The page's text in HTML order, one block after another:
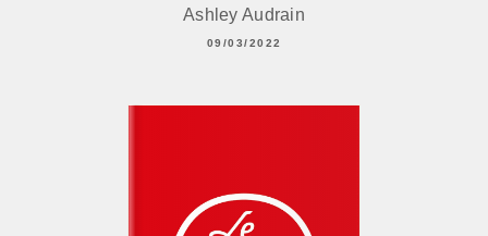
Ashley Audrain
09/03/2022